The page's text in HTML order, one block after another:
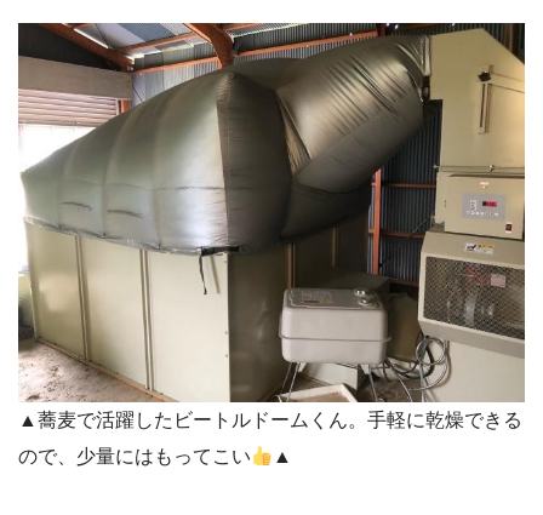
▲蕎麦で活躍したビートルドームくん。手軽に乾燥できる
ので、少量にはもってこい
▲